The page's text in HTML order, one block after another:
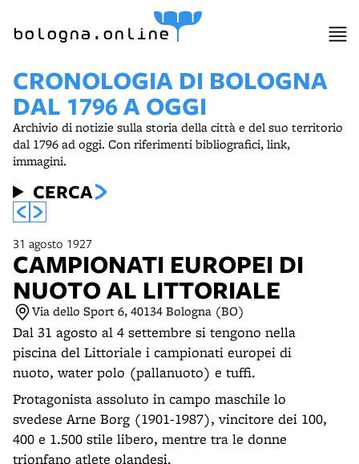
bologna.online
CRONOLOGIA DI BOLOGNA
DAL 1796 A OGGI
Archivio di notizie sulla storia della città e del suo territorio
dal 1796 ad oggi. Con riferimenti bibliografici, link,
immagini.
CERCA
31 agosto 1927
CAMPIONATI EUROPEI DI
NUOTO AL LITTORIALE
Via dello Sport 6, 40134 Bologna (BO)
Dal 31 agosto al 4 settembre si tengono nella
piscina del Littoriale i campionati europei di
nuoto, water polo (pallanuoto) e tuffi.
Protagonista assoluto in campo maschile lo
svedese Arne Borg (1901-1987), vincitore dei 100,
400 e 1.500 stile libero, mentre tra le donne
trionfano atlete olandesi.